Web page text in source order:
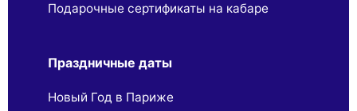
Подарочные сертификаты на кабаре
Праздничные даты
Новый Год в Париже